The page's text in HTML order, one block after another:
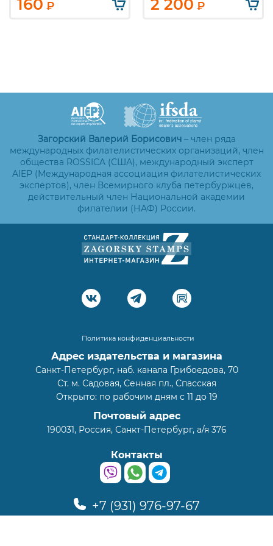
160 ₽ 2 200 ₽
Загорский Валерий Борисович– член ряда
международных филателистических организаций, член
общества ROSSICA (США), международный эксперт
AIEP (Международная ассоциация филателистических
экспертов), член Всемирного клуба петербуржцев,
действительный член Национальной академии
филателии (НАФ) России.
Политика конфиденциальности
Адрес издательства и магазина
Санкт-Петербург, наб. канала Грибоедова, 70
Ст. м. Садовая, Сенная пл., Спасская
Открыто: по рабочим дням с 11 до 19
Почтовый адрес
190031, Россия, Санкт-Петербург, а/я 376
Контакты
+7 (931) 976-97-67